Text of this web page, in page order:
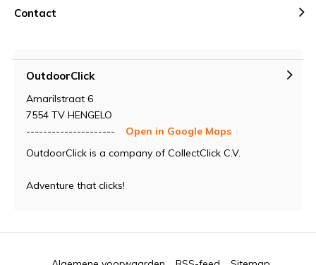
Contact
OutdoorClick
Amarilstraat 6
7554 TV HENGELO
---------------------
Open in Google Maps
OutdoorClick is a company of CollectClick C.V.
Adventure that clicks!